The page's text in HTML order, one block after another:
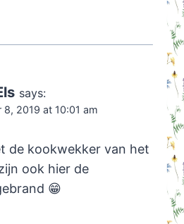
says:
8, 2019 at 10:01 am
de kookwekker van het
ook hier de
😁